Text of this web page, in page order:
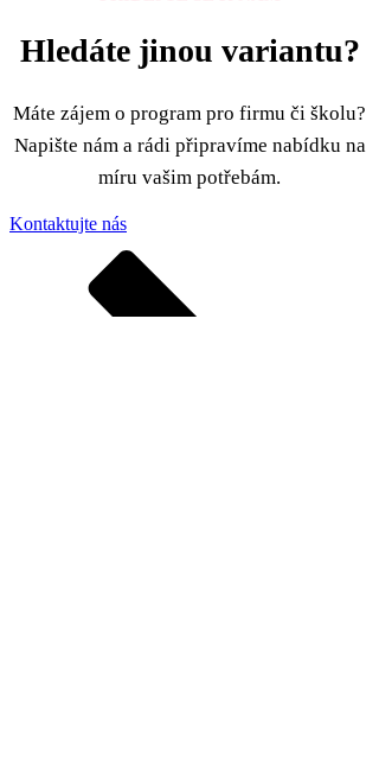
Hledáte jinou variantu?
Máte zájem o program pro firmu či školu?
Napište nám a rádi připravíme nabídku na
míru vašim potřebám.
Kontaktujte nás